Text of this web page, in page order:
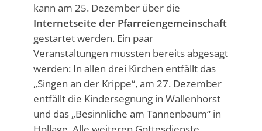
kann am 25. Dezember über die
Internetseite der Pfarreiengemeinschaft
gestartet werden. Ein paar
Veranstaltungen mussten bereits abgesagt
werden: In allen drei Kirchen entfällt das
„Singen an der Krippe“, am 27. Dezember
entfällt die Kindersegnung in Wallenhorst
und das „Besinnliche am Tannenbaum“ in